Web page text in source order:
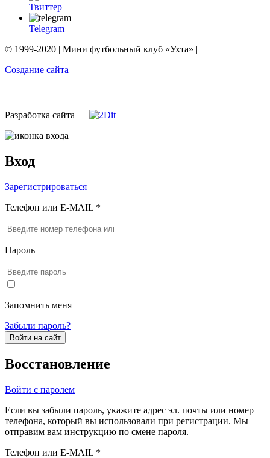
Твиттер
Telegram
© 1999-2020 | Мини футбольный клуб «Ухта» |
Создание сайта —
Разработка сайта —
Вход
Зарегистрироваться
Телефон или E-MAIL *
Пароль
Запомнить меня
Забыли пароль?
Войти на сайт
Восстановление
Войти с паролем
Если вы забыли пароль, укажите адрес эл. почты или номер
телефона, который вы использовали при регистрации. Мы
отправим вам инструкцию по смене пароля.
Телефон или E-MAIL *